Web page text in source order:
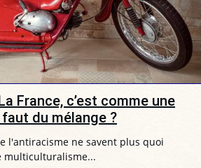
France, c’est comme une
du mélange ?
l'antiracisme ne savent plus quoi
multiculturalisme...